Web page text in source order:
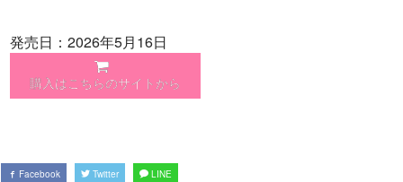
発売日：2026年5月16日
購入はこちらのサイトから
Facebook Twitter LINE